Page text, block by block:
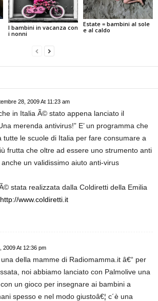
I bambini in vacanza con
i nonni
Estate = bambini al sole
e al caldo
28, 2009 At 11:23 am
in Italia Ã© stato appena lanciato il
merenda antivirus!” E’ un programma che
tutte le scuole di Italia per fare consumare a
frutta che oltre ad essere uno strumento anti
un validissimo aiuto anti-virus
stata realizzata dalla Coldiretti della Emilia
http://www.coldiretti.it
2009 At 12:36 pm
della mamme di Radiomamma.it â€“ per
noi abbiamo lanciato con Palmolive una
un gioco per insegnare ai bambini a
spesso e nel modo giustoâ€¦ c´è una